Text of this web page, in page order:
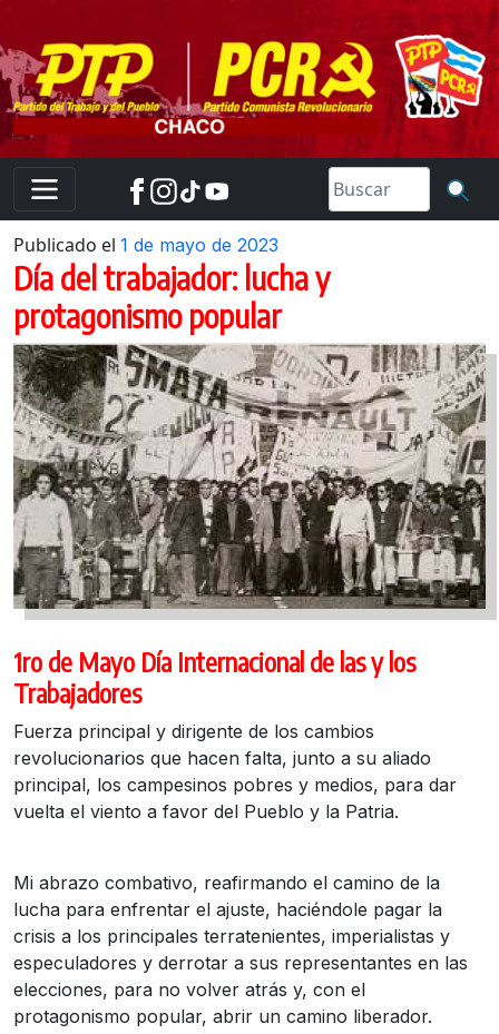
to
content
Publicado el 1 de mayo de 2023
Día del trabajador: lucha y
protagonismo popular
1ro de Mayo Día Internacional de las y los
Trabajadores
Fuerza principal y dirigente de los cambios
revolucionarios que hacen falta, junto a su aliado
principal, los campesinos pobres y medios, para dar
vuelta el viento a favor del Pueblo y la Patria.
Mi abrazo combativo, reafirmando el camino de la
lucha para enfrentar el ajuste, haciéndole pagar la
crisis a los principales terratenientes, imperialistas y
especuladores y derrotar a sus representantes en las
elecciones, para no volver atrás y, con el
protagonismo popular, abrir un camino liberador.